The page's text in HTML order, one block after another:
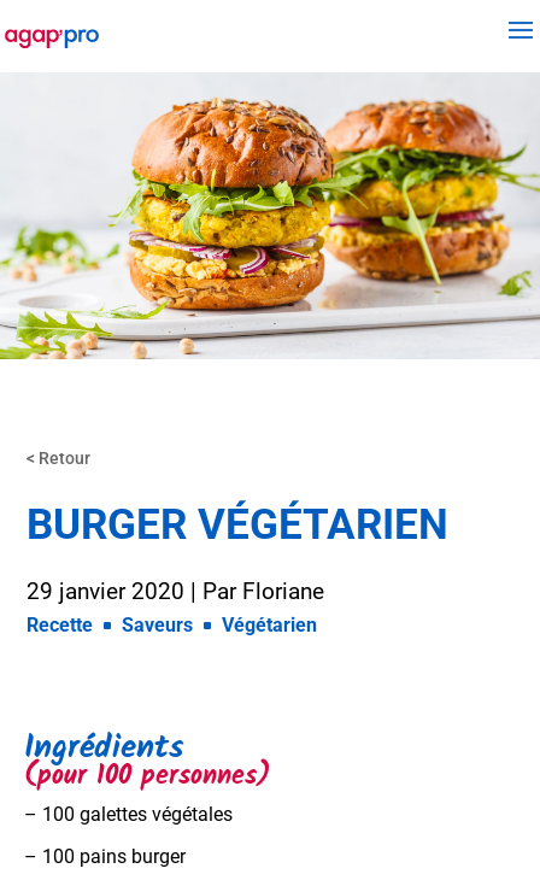
< Retour
BURGER VÉGÉTARIEN
29 janvier 2020 | Par Floriane
Recette Saveurs Végétarien
Ingrédients
(pour 100 personnes)
– 100 galettes végétales
– 100 pains burger